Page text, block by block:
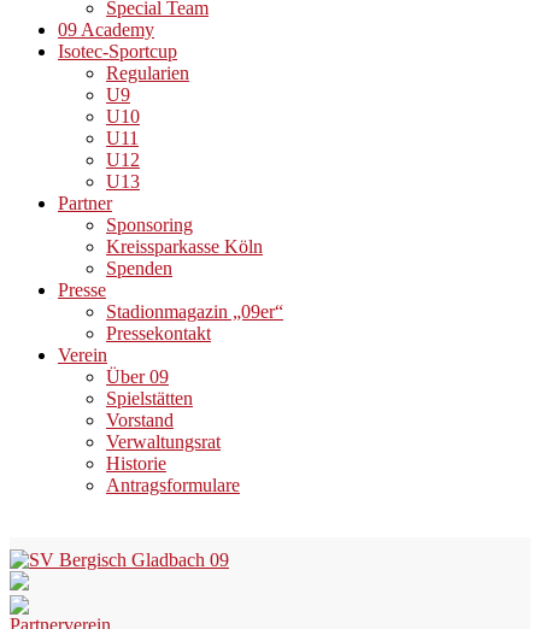
Special Team
09 Academy
Isotec-Sportcup
Regularien
U9
U10
U11
U12
U13
Partner
Sponsoring
Kreissparkasse Köln
Spenden
Presse
Stadionmagazin „09er“
Pressekontakt
Verein
Über 09
Spielstätten
Vorstand
Verwaltungsrat
Historie
Antragsformulare
Skip
to
content